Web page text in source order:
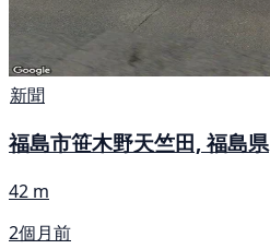
新聞
福島市笹木野天竺田, 福島県
42 m
2個月前